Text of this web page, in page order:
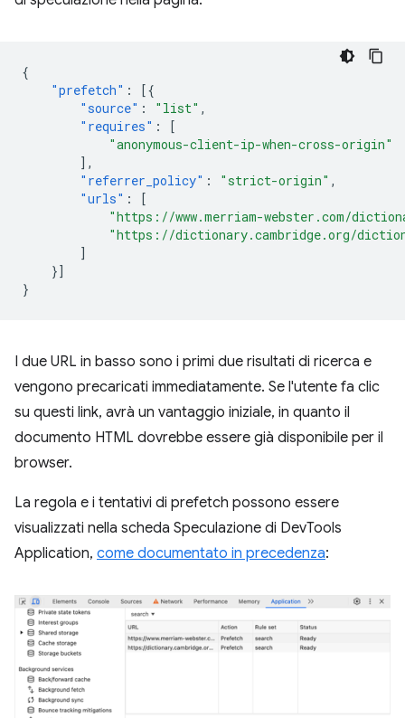
{
"prefetch" :
[{
"source" : "list" ,
"requires" :
[
"anonymous-client-ip-when-cross-origin"
],
"referrer_policy" : "strict-origin" ,
"urls" :
[
"https://www.merriam-webster.com/
"https://dictionary.cambridge.org/
]
}]
}
I due URL in basso sono i primi due risultati di ricerca e
vengono precaricati immediatamente. Se l'utente fa clic
su questi link, avrà un vantaggio iniziale, in quanto il
documento HTML dovrebbe essere già disponibile per il
browser.
La regola e i tentativi di prefetch possono essere
visualizzati nella scheda Speculazione di DevTools
Application, come documentato in precedenza: